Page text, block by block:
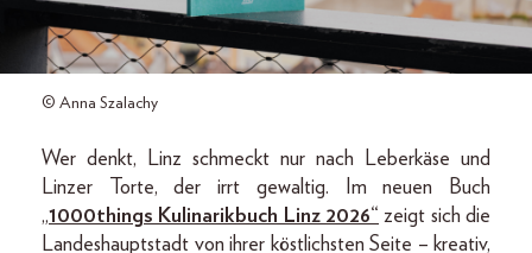
© Anna Szalachy
Wer denkt, Linz schmeckt nur nach Leberkäse und
Linzer Torte, der irrt gewaltig. Im neuen Buch
„1000things Kulinarikbuch Linz 2026“ zeigt sich die
Landeshauptstadt von ihrer köstlichsten Seite – kreativ,